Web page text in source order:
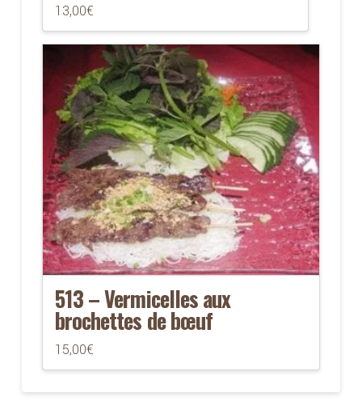
13,00€
513 – Vermicelles aux
brochettes de bœuf
15,00€